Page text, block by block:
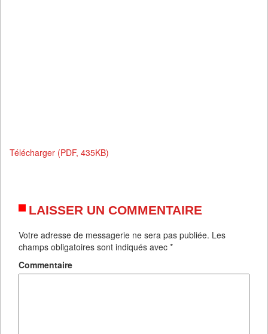
Télécharger (PDF, 435KB)
LAISSER UN COMMENTAIRE
Votre adresse de messagerie ne sera pas publiée. Les
champs obligatoires sont indiqués avec *
Commentaire